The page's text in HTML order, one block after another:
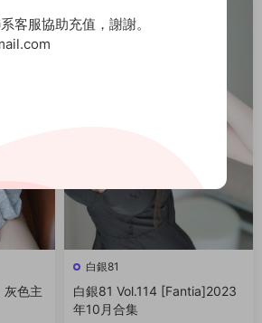
灰色主
白銀81
白銀81 Vol.114 [Fantia]2023
年10月合集
客服協助充值，謝謝。